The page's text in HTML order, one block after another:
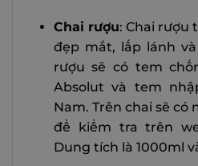
Chai rượu: Chai rượu
đẹp mắt, lấp lánh
rượu sẽ có tem
Absolut và tem
Nam. Trên chai sẽ có
để kiểm tra trên
Dung tích là 1000ml